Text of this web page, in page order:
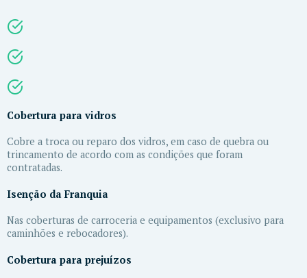
Cobertura para vidros
Cobre a troca ou reparo dos vidros, em caso de quebra ou
trincamento de acordo com as condições que foram
contratadas.
Isenção da Franquia
Nas coberturas de carroceria e equipamentos (exclusivo para
caminhões e rebocadores).
Cobertura para prejuízos